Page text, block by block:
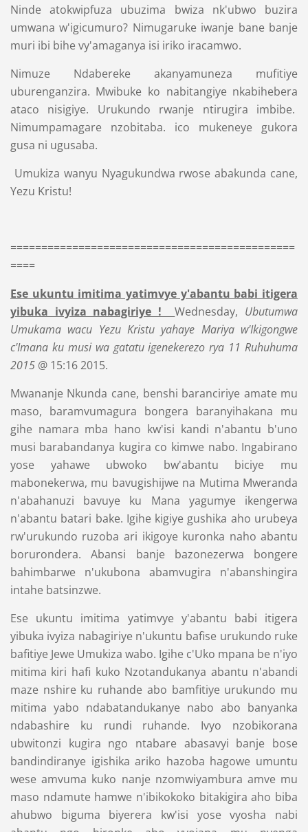
Ninde atokwipfuza ubuzima bwiza nk'ubwo buzira
umwana w'igicumuro? Nimugaruke iwanje bane banje
muri ibi bihe vy'amaganya isi iriko iracamwo.
Nimuze Ndabereke akanyamuneza mufitiye
uburenganzira. Mwibuke ko nabitangiye nkabihebera
ataco nisigiye. Urukundo rwanje ntirugira imbibe.
Nimumpamagare nzobitaba. ico mukeneye gukora
gusa ni ugusaba.
Umukiza wanyu Nyagukundwa rwose abakunda cane,
Yezu Kristu!
==============================================
====
Ese ukuntu imitima yatimvye y'abantu babi itigera
yibuka ivyiza nabagiriye !Wednesday, Ubutumwa
Umukama wacu Yezu Kristu yahaye Mariya w'Ikigongwe
c'Imana ku musi wa gatatu igenekerezo rya 11 Ruhuhuma
2015 @ 15:16 2015.
Mwananje Nkunda cane, benshi baranciriye amate mu
maso, baramvumagura bongera baranyihakana mu
gihe namara mba hano kw'isi kandi n'abantu b'uno
musi barabandanya kugira co kimwe nabo. Ingabirano
yose yahawe ubwoko bw'abantu biciye mu
mabonekerwa, mu bavugishijwe na Mutima Mweranda
n'abahanuzi bavuye ku Mana yagumye ikengerwa
n'abantu batari bake. Igihe kigiye gushika aho urubeya
rw'urukundo ruzoba ari ikigoye kuronka naho abantu
borurondera. Abansi banje bazonezerwa bongere
bahimbarwe n'ukubona abamvugira n'abanshingira
intahe batsinzwe.
Ese ukuntu imitima yatimvye y'abantu babi itigera
yibuka ivyiza nabagiriye n'ukuntu bafise urukundo ruke
bafitiye Jewe Umukiza wabo. Igihe c'Uko mpana be n'iyo
mitima kiri hafi kuko Nzotandukanya abantu n'abandi
maze nshire ku ruhande abo bamfitiye urukundo mu
mitima yabo ndabatandukanye nabo abo banyanka
ndabashire ku rundi ruhande. Ivyo nzobikorana
ubwitonzi kugira ngo ntabare abasavyi banje bose
bandindiranye igishika ariko hazoba hagowe umuntu
wese amvuma kuko nanje nzomwiyambura amve mu
maso ndamute hamwe n'ibikokoko bitakigira aho biba
ahubwo biguma biyerera kw'isi yose vyosha nabi